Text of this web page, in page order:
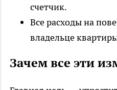
счетчик.
Все расходы на
владельце
Зачем все эти